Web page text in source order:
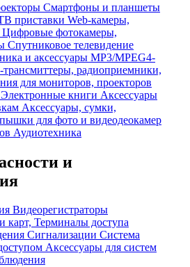
Смартфоны и планшеты
приставки Web-камеры,
Цифровые фотокамеры,
Спутниковое телевидение
и аксессуары MP3/MPEG4-
радиоприемники,
для мониторов, проекторов
Электронные книги Аксессуары
Аксессуары, сумки,
для фото и видеодеокамер
Аудиотехника
и
Видеорегистраторы
Терминалы доступа
Сигнализации Система
Аксессуары для систем